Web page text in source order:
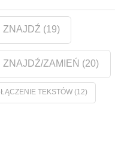
ZNAJDŹ (19)
ZNAJDŹ/ZAMIEŃ (20)
ŁĄCZENIE TEKSTÓW(12)